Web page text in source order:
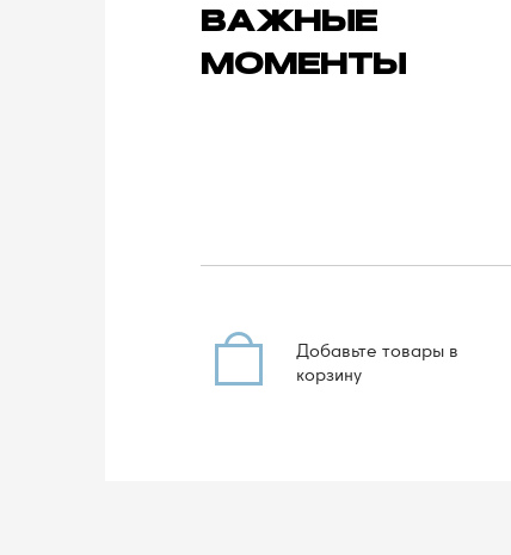
ВАЖНЫЕ
МОМЕНТЫ
Добавьте товары в
корзину